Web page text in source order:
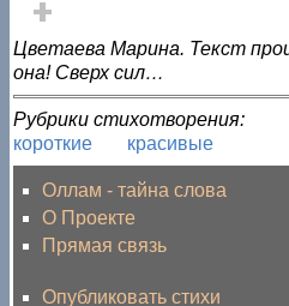
Голос за!
Цветаева Марина. Текст
она! Сверх сил…
Рубрики стихотворения:
короткие
красивые
Оллам - тайна слова
О Проекте
Прямая связь
Опубликовать стихи